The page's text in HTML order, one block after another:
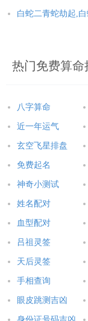
本文： 女命生辰八字
白蛇二青蛇劫起,
热门免费算命
八字算命
近一年运气
玄空飞星排盘
免费起名
神奇小测试
姓名配对
血型配对
吕祖灵签
天后灵签
手相查询
眼皮跳测吉凶